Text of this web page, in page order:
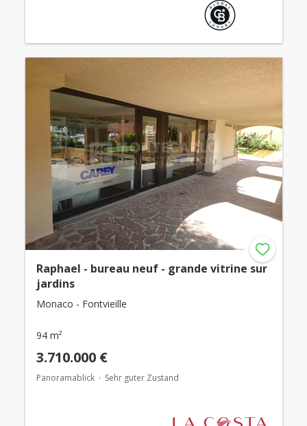
Raphael - bureau neuf - grande vitrine sur
jardins
Monaco - Fontvieille
94 m²
3.710.000 €
Panoramablick Sehr guter Zustand